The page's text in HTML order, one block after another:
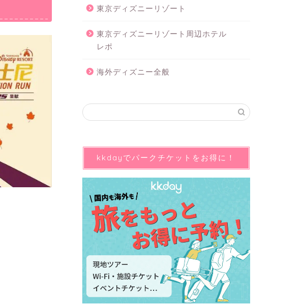
東京ディズニーリゾート
東京ディズニーリゾート周辺ホテル
レポ
海外ディズニー全般
kkdayでパークチケットをお得に！